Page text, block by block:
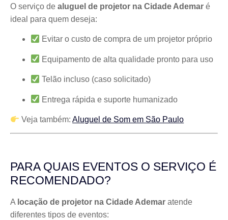
O serviço de aluguel de projetor na Cidade Ademar é
ideal para quem deseja:
Evitar o custo de compra de um projetor próprio
Equipamento de alta qualidade pronto para uso
Telão incluso (caso solicitado)
Entrega rápida e suporte humanizado
Veja também:Aluguel de Som em São Paulo
PARA QUAIS EVENTOS O SERVIÇO É
RECOMENDADO?
A locação de projetor na Cidade Ademar atende
diferentes tipos de eventos: